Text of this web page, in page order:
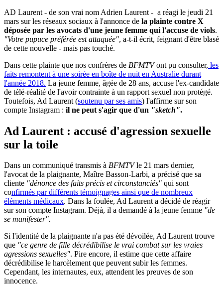
AD Laurent - de son vrai nom Adrien Laurent - a réagi le jeudi 21
mars sur les réseaux sociaux à l'annonce de la plainte contre X
déposée par les avocats d'une jeune femme qui l'accuse de viols.
"Votre pupuce préférée est attaquée", a-t-il écrit, feignant d'être blasé
de cette nouvelle - mais pas touché.
Dans cette plainte que nos confrères de BFMTVont pu consulter, les
faits remontent à une soirée en boîte de nuit en Australie durant
l'année 2018. La jeune femme, âgée de 28 ans, accuse l'ex-candidate
de télé-réalité de l'avoir contrainte à un rapport sexuel non protégé.
Toutefois, Ad Laurent (soutenu par ses amis) l'affirme sur son
compte Instagram : il ne peut s'agir que d'un "sketch".
Ad Laurent : accusé d'agression sexuelle
sur la toile
Dans un communiqué transmis à BFMTVle 21 mars dernier,
l'avocat de la plaignante, Maître Basson-Larbi, a précisé que sa
cliente "dénonce des faits précis et circonstanciés" qui sont
confirmés par différents témoignages ainsi que de nombreux
éléments médicaux. Dans la foulée, Ad Laurent a décidé de réagir
sur son compte Instagram. Déjà, il a demandé à la jeune femme "de
se manifester".
Si l'identité de la plaignante n'a pas été dévoilée, Ad Laurent trouve
que "ce genre de fille décrédibilise le vrai combat sur les vraies
agressions sexuelles". Pire encore, il estime que cette affaire
décrédibilise le harcèlement que peuvent subir les femmes.
Cependant, les internautes, eux, attendent les preuves de son
innocence.